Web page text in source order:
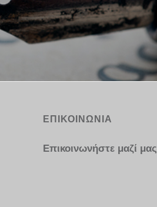
ΕΠΙΚΟΙΝΩΝΙΑ
Επικοινωνήστε μαζί μας